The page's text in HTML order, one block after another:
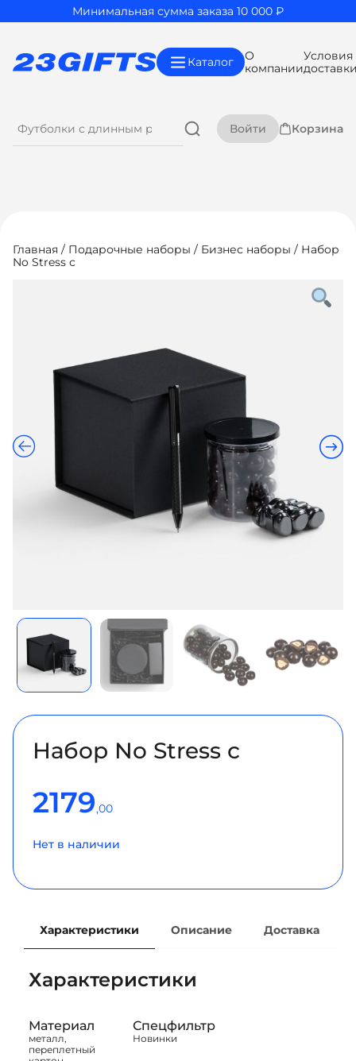
Минимальная сумма заказа 10 000 ₽
Каталог
О
компании
Условия
Войти Корзина
Главная / Подарочные наборы / Бизнес наборы / Набор
No Stress с
Набор No Stress с
2179,00
Нет в наличии
Характеристики Описание Доставка
Характеристики
Материал
металл,
переплетный
Спецфильтр
Новинки